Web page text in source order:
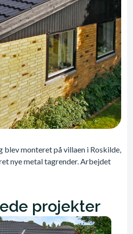
blev monteret på villaen i Roskilde,
nye metal tagrender. Arbejdet
projekter